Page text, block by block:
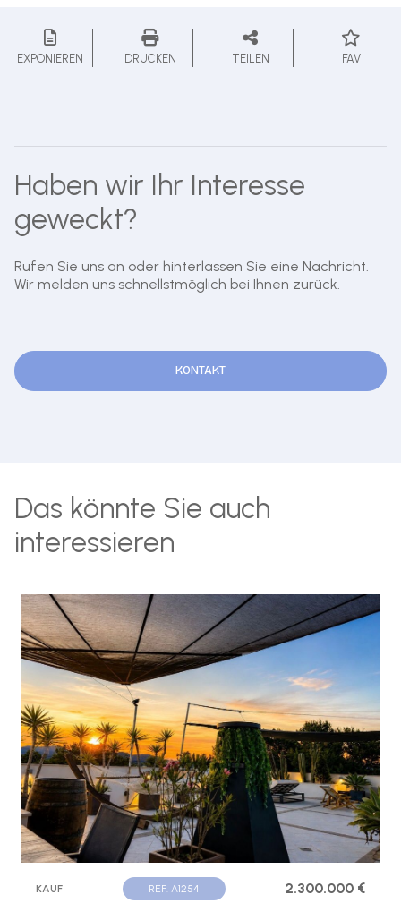
EXPONIEREN DRUCKEN TEILEN FAV
Haben wir Ihr Interesse
geweckt?
Rufen Sie uns an oder hinterlassen Sie eine Nachricht.
Wir melden uns schnellstmöglich bei Ihnen zurück.
KONTAKT
Das könnte Sie auch
interessieren
KAUF REF. A1254 2.300.000 €